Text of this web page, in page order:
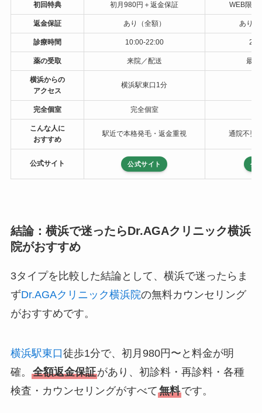
初回特典 初月980円＋返金保証 WEB限定
返金保証 あり（全額） あり（
診療時間 10:00-22:00 24
薬の受取 来院／配送 最短
横浜からの
アクセス
横浜駅東口1分
完全個室 完全個室
こんな人に
おすすめ
駅近で本格発毛・返金重視 通院不要
公式サイト 公式サイト 公
結論：横浜で迷ったらDr.AGAクリニック横浜
院がおすすめ
3タイプを比較した結論として、横浜で迷ったらま
ずDr.AGAクリニック横浜院の無料カウンセリング
がおすすめです。
横浜駅東口徒歩1分で、初月980円〜と料金が明
確。 全額返金保証があり、初診料・再診料・各種
検査・カウンセリングがすべて無料です。